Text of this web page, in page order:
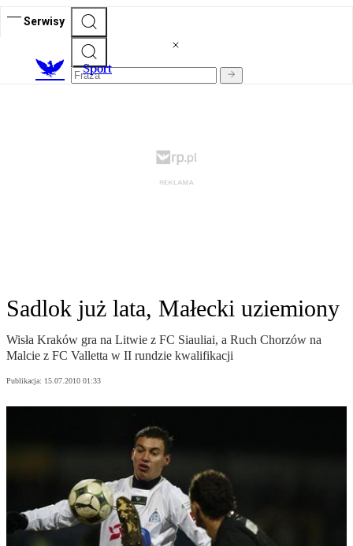
Serwisy
Sport
Sadlok już lata, Małecki uziemiony
Wisła Kraków gra na Litwie z FC Siauliai, a Ruch Chorzów na
Malcie z FC Valletta w II rundzie kwalifikacji
Publikacja: 15.07.2010 01:33